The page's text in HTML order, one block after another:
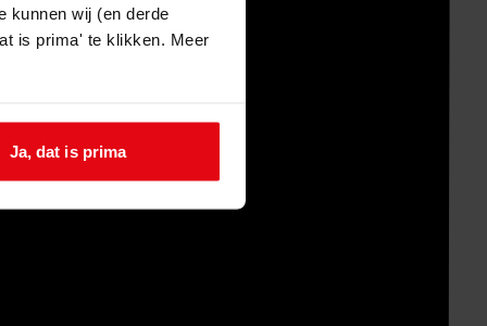
kunnen wij (en derde
is prima' te klikken. Meer
Ja, dat is prima